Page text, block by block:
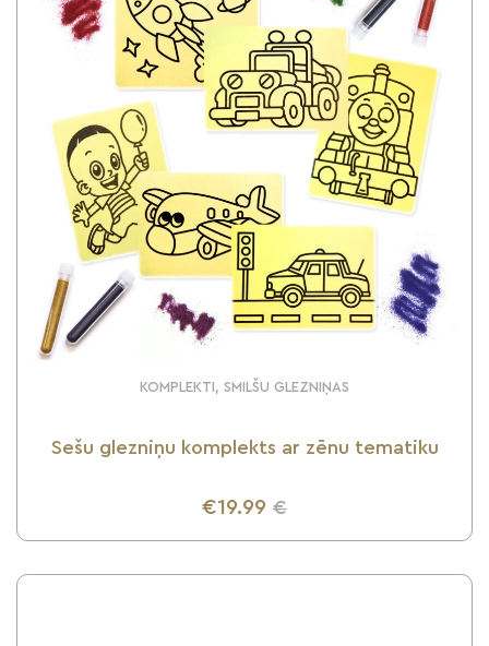
KOMPLEKTI, SMILŠU GLEZNIŅAS
Sešu glezniņu komplekts ar zēnu tematiku
€19.99 €
UZZINI VAIRĀK